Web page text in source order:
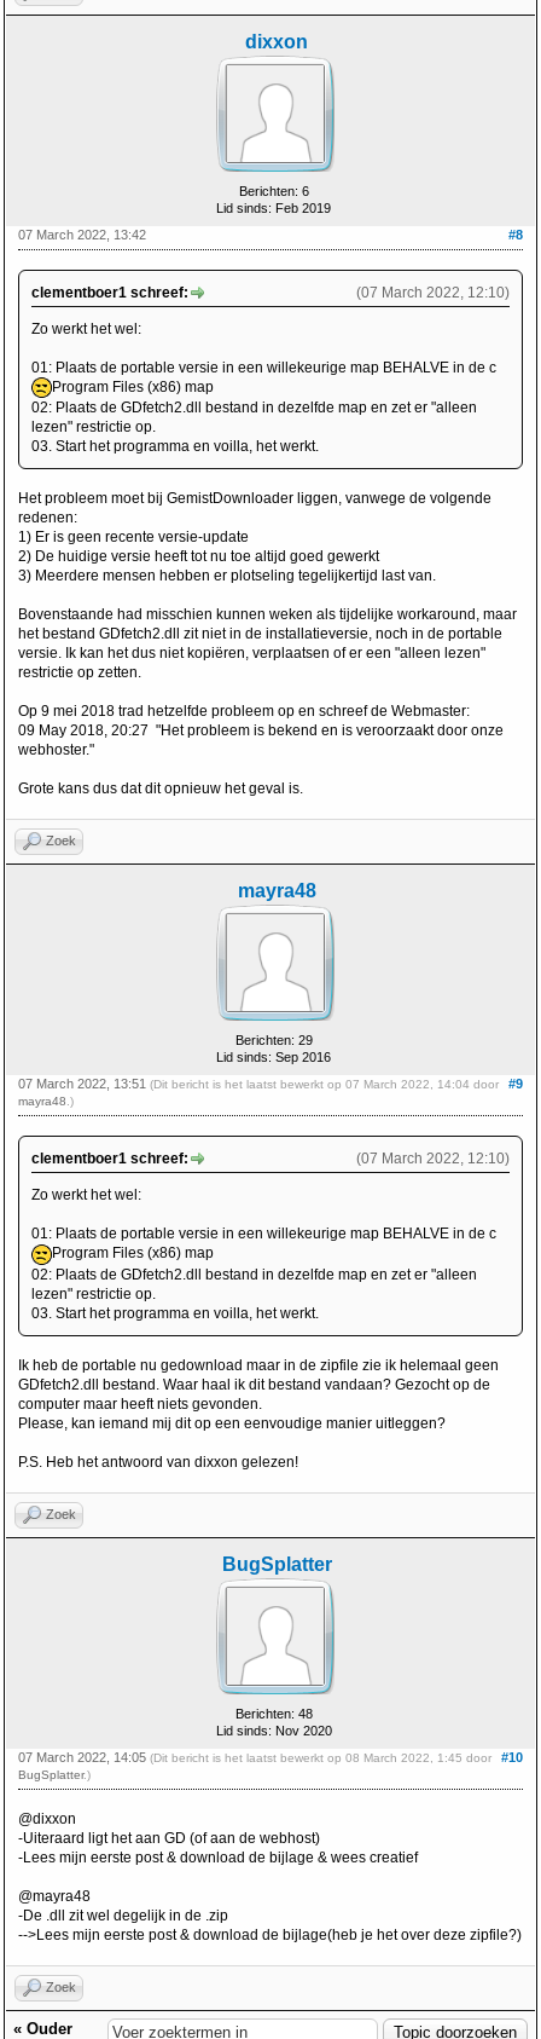
dixxon
Berichten: 6
Lid sinds: Feb 2019
#8
07 March 2022, 13:42
(07 March 2022, 12:10)
clementboer1 schreef:
Zo werkt het wel:
01: Plaats de portable versie in een willekeurige map BEHALVE in de c
Program Files (x86) map
02: Plaats de GDfetch2.dll bestand in dezelfde map en zet er "alleen
lezen" restrictie op.
03. Start het programma en voilla, het werkt.
Het probleem moet bij GemistDownloader liggen, vanwege de volgende
redenen:
1) Er is geen recente versie-update
2) De huidige versie heeft tot nu toe altijd goed gewerkt
3) Meerdere mensen hebben er plotseling tegelijkertijd last van.
Bovenstaande had misschien kunnen weken als tijdelijke workaround, maar
het bestand GDfetch2.dll zit niet in de installatieversie, noch in de portable
versie. Ik kan het dus niet kopiëren, verplaatsen of er een "alleen lezen"
restrictie op zetten.
Op 9 mei 2018 trad hetzelfde probleem op en schreef de Webmaster:
09 May 2018, 20:27 "Het probleem is bekend en is veroorzaakt door onze
webhoster."
Grote kans dus dat dit opnieuw het geval is.
Zoek
mayra48
Berichten: 29
Lid sinds: Sep 2016
#9
07 March 2022, 13:51 (Dit bericht is het laatst bewerkt op 07 March 2022, 14:04 door
mayra48.)
(07 March 2022, 12:10)
clementboer1 schreef:
Zo werkt het wel:
01: Plaats de portable versie in een willekeurige map BEHALVE in de c
Program Files (x86) map
02: Plaats de GDfetch2.dll bestand in dezelfde map en zet er "alleen
lezen" restrictie op.
03. Start het programma en voilla, het werkt.
Ik heb de portable nu gedownload maar in de zipfile zie ik helemaal geen
GDfetch2.dll bestand. Waar haal ik dit bestand vandaan? Gezocht op de
computer maar heeft niets gevonden.
Please, kan iemand mij dit op een eenvoudige manier uitleggen?
P.S. Heb het antwoord van dixxon gelezen!
Zoek
BugSplatter
Berichten: 48
Lid sinds: Nov 2020
#10
07 March 2022, 14:05 (Dit bericht is het laatst bewerkt op 08 March 2022, 1:45 door
BugSplatter.)
@dixxon
-Uiteraard ligt het aan GD (of aan de webhost)
-Lees mijn eerste post & download de bijlage & wees creatief
@mayra48
-De .dll zit wel degelijk in de .zip
-->Lees mijn eerste post & download de bijlage(heb je het over deze zipfile?)
Zoek
« Ouder